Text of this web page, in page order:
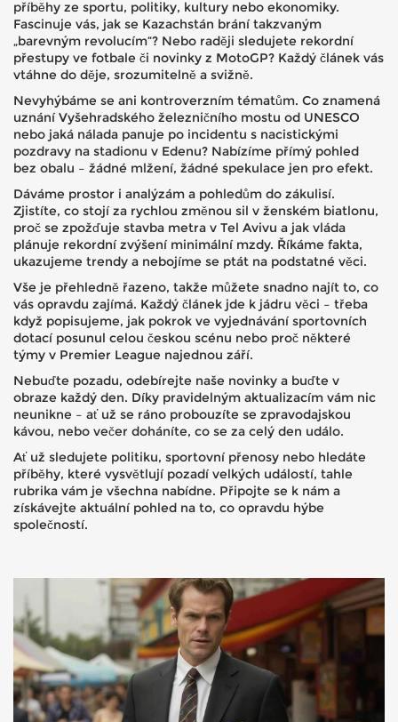
příběhy ze sportu, politiky, kultury nebo ekonomiky.
Fascinuje vás, jak se Kazachstán brání takzvaným
„barevným revolucím“? Nebo raději sledujete rekordní
přestupy ve fotbale či novinky z MotoGP? Každý článek vás
vtáhne do děje, srozumitelně a svižně.
Nevyhýbáme se ani kontroverzním tématům. Co znamená
uznání Vyšehradského železničního mostu od UNESCO
nebo jaká nálada panuje po incidentu s nacistickými
pozdravy na stadionu v Edenu? Nabízíme přímý pohled
bez obalu – žádné mlžení, žádné spekulace jen pro efekt.
Dáváme prostor i analýzám a pohledům do zákulisí.
Zjistíte, co stojí za rychlou změnou sil v ženském biatlonu,
proč se zpožďuje stavba metra v Tel Avivu a jak vláda
plánuje rekordní zvýšení minimální mzdy. Říkáme fakta,
ukazujeme trendy a nebojíme se ptát na podstatné věci.
Vše je přehledně řazeno, takže můžete snadno najít to, co
vás opravdu zajímá. Každý článek jde k jádru věci – třeba
když popisujeme, jak pokrok ve vyjednávání sportovních
dotací posunul celou českou scénu nebo proč některé
týmy v Premier League najednou září.
Nebuďte pozadu, odebírejte naše novinky a buďte v
obraze každý den. Díky pravidelným aktualizacím vám nic
neunikne – ať už se ráno probouzíte se zpravodajskou
kávou, nebo večer doháníte, co se za celý den událo.
Ať už sledujete politiku, sportovní přenosy nebo hledáte
příběhy, které vysvětlují pozadí velkých událostí, tahle
rubrika vám je všechna nabídne. Připojte se k nám a
získávejte aktuální pohled na to, co opravdu hýbe
společností.